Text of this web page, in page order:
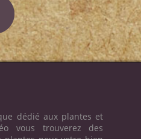
dédié aux plantes et
vous trouverez des